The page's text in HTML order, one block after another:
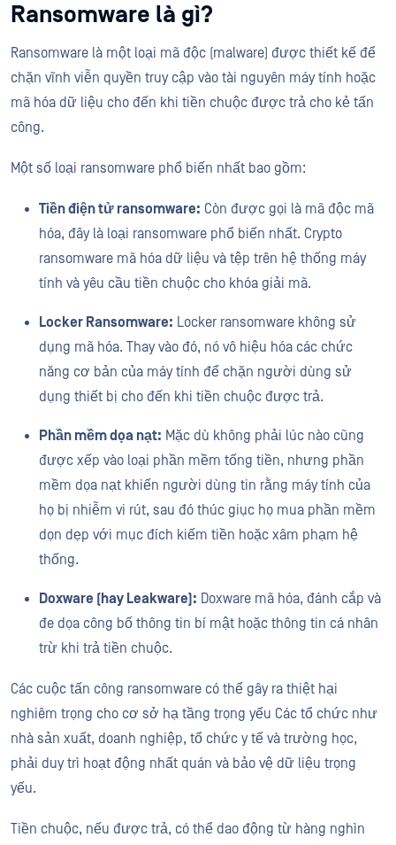
Ransomware là gì?
Ransomware là một loại mã độc (malware) được thiết kế để
chặn vĩnh viễn quyền truy cập vào tài nguyên máy tính hoặc
mã hóa dữ liệu cho đến khi tiền chuộc được trả cho kẻ tấn
công.
Một số loại ransomware phổ biến nhất bao gồm:
Tiền điện tử ransomware: Còn được gọi là mã độc mã
hóa, đây là loại ransomware phổ biến nhất. Crypto
ransomware mã hóa dữ liệu và tệp trên hệ thống máy
tính và yêu cầu tiền chuộc cho khóa giải mã.
Locker Ransomware: Locker ransomware không sử
dụng mã hóa. Thay vào đó, nó vô hiệu hóa các chức
năng cơ bản của máy tính để chặn người dùng sử
dụng thiết bị cho đến khi tiền chuộc được trả.
Phần mềm dọa nạt: Mặc dù không phải lúc nào cũng
được xếp vào loại phần mềm tống tiền, nhưng phần
mềm dọa nạt khiến người dùng tin rằng máy tính của
họ bị nhiễm vi rút, sau đó thúc giục họ mua phần mềm
dọn dẹp với mục đích kiếm tiền hoặc xâm phạm hệ
thống.
Doxware (hay Leakware): Doxware mã hóa, đánh cắp và
đe dọa công bố thông tin bí mật hoặc thông tin cá nhân
trừ khi trả tiền chuộc.
Các cuộc tấn công ransomware có thể gây ra thiệt hại
nghiêm trọng cho cơ sở hạ tầng trọng yếu Các tổ chức như
nhà sản xuất, doanh nghiệp, tổ chức y tế và trường học,
phải duy trì hoạt động nhất quán và bảo vệ dữ liệu trọng
yếu.
Tiền chuộc, nếu được trả, có thể dao động từ hàng nghìn